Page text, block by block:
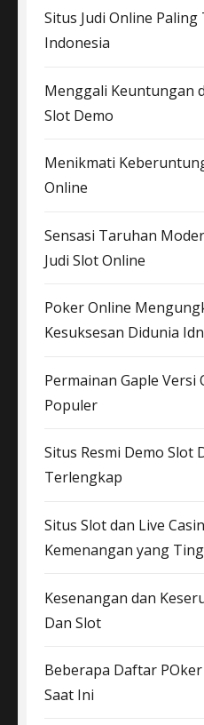
Situs Judi Online Paling
Indonesia
Menggali Keuntungan
Slot Demo
Menikmati
Online
Sensasi Taruhan
Judi Slot Online
Poker Online
Kesuksesan Didunia
Permainan Gaple Versi
Populer
Situs Resmi Demo Slot
Terlengkap
Situs Slot dan Live
Kemenangan yang
Kesenangan dan
Dan Slot
Beberapa Daftar
Saat Ini